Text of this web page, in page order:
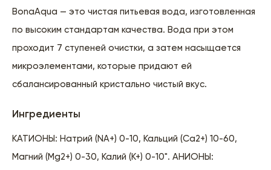
BonaAqua — это чистая питьевая вода, изготовленная
по высоким стандартам качества. Вода при этом
проходит 7 ступеней очистки, а затем насыщается
микроэлементами, которые придают ей
сбалансированный кристально чистый вкус.
Ингредиенты
КАТИОНЫ: Натрий (NA+) 0-10, Кальций (Ca2+) 10-60,
Магний (Mg2+) 0-30, Калий (К+) 0-10". АНИОНЫ: